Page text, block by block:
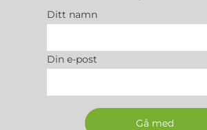
Ditt namn
Din e-post